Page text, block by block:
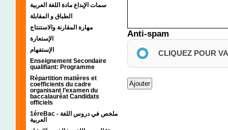
سمات الإبداع مادة اللغة العربية
الطباق و المقابلة
مهارة المقارنة والاستنتاج
الإستعارة
الإستفهام
Enseignement Secondaire
qualifiant: Programme
Répartition matières et
coefficients du cadre
organisant l’examen du
baccalauréat Candidats
officiels
1éreBac - ملخص في دروس اللغة
العربية
Anti-spam
CLIQUEZ POUR